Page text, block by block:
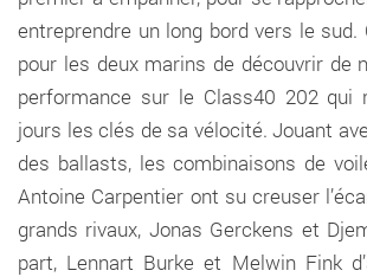
entreprendre un long bord vers le sud.
pour les deux marins de découvrir de
performance sur le Class40 202 qui
jours les clés de sa vélocité. Jouant
des ballasts, les combinaisons de
Antoine Carpentier ont su creuser
grands rivaux, Jonas Gerckens et
part, Lennart Burke et Melwin Fink